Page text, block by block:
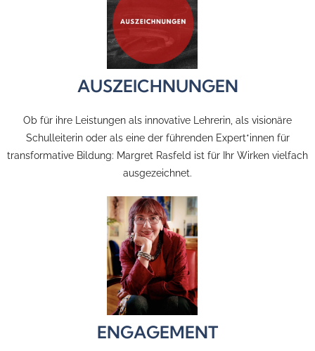
AUSZEICHNUNGEN
Ob für ihre Leistungen als innovative Lehrerin, als visionäre
Schulleiterin oder als eine der führenden Expert*innen für
transformative Bildung: Margret Rasfeld ist für Ihr Wirken vielfach
ausgezeichnet.
ENGAGEMENT